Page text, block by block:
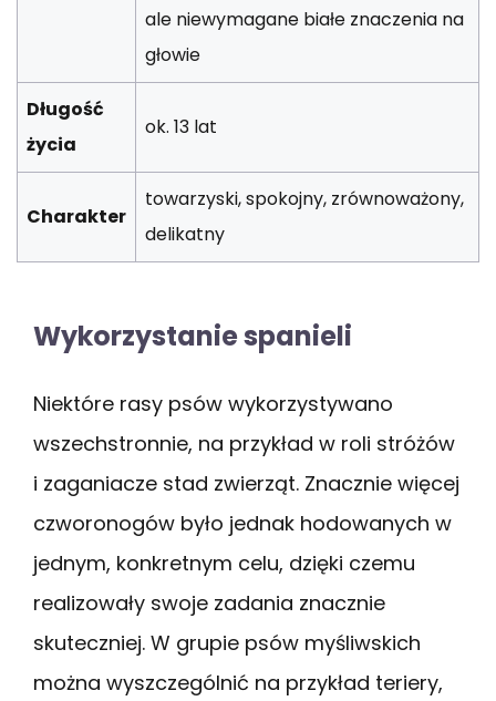
ale niewymagane białe znaczenia na
głowie
Długość
życia
ok. 13 lat
Charakter
towarzyski, spokojny, zrównoważony,
delikatny
Wykorzystanie spanieli
Niektóre rasy psów wykorzystywano
wszechstronnie, na przykład w roli stróżów
i zaganiacze stad zwierząt. Znacznie więcej
czworonogów było jednak hodowanych w
jednym, konkretnym celu, dzięki czemu
realizowały swoje zadania znacznie
skuteczniej. W grupie psów myśliwskich
można wyszczególnić na przykład teriery,